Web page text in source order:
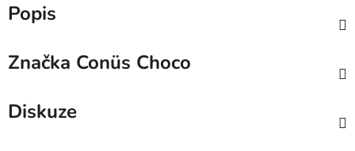
Popis
Značka Conüs Choco
Diskuze